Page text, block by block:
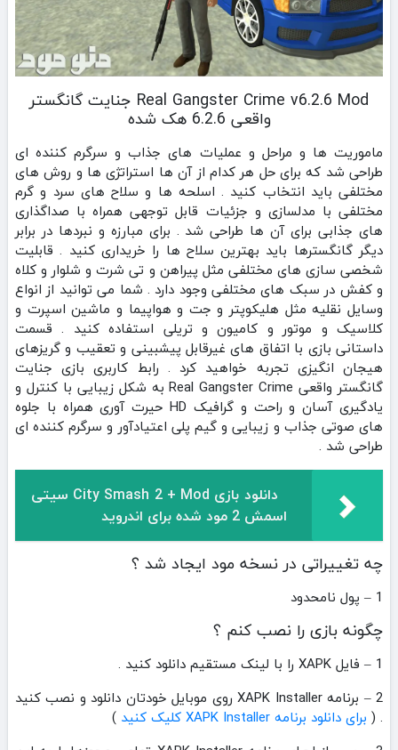
Real Gangster Crime v6.2.6 Mod جنایت گانگستر
واقعی 6.2.6 هک شده
ماموریت ها و مراحل و عملیات های جذاب و سرگرم کننده ای
طراحی شد که برای حل هر کدام از آن ها استراتژی ها و روش های
مختلفی باید انتخاب کنید . اسلحه ها و سلاح های سرد و گرم
مختلفی با مدلسازی و جزئیات قابل توجهی همراه با صداگذاری
های جذابی برای آن ها طراحی شد . برای مبارزه و نبردها در برابر
دیگر گانگسترها باید بهترین سلاح ها را خریداری کنید . قابلیت
شخصی سازی های مختلفی مثل پیراهن و تی شرت و شلوار و کلاه
و کفش در سبک های مختلفی وجود دارد . شما می توانید از انواع
وسایل نقلیه مثل هلیکوپتر و جت و هواپیما و ماشین اسپرت و
کلاسیک و موتور و کامیون و تریلی استفاده کنید . قسمت
داستانی بازی با اتفاق های غیرقابل پیشبینی و تعقیب و گریزهای
هیجان انگیزی تجربه خواهید کرد . رابط کاربری بازی جنایت
گانگستر واقعی Real Gangster Crime به شکل زیبایی با کنترل و
یادگیری آسان و راحت و گرافیک HD حیرت آوری همراه با جلوه
های صوتی جذاب و زیبایی و گیم پلی اعتیادآور و سرگرم کننده ای
طراحی شد .
دانلود بازی City Smash 2 + Mod سیتی
اسمش 2 مود شده برای اندروید
چه تغییراتی در نسخه مود ایجاد شد ؟
1 – پول نامحدود
چگونه بازی را نصب کنم ؟
1 – فایل XAPK را با لینک مستقیم دانلود کنید .
2 – برنامه XAPK Installer روی موبایل خودتان دانلود و نصب کنید
. ( برای دانلود برنامه XAPK Installer کلیک کنید
)